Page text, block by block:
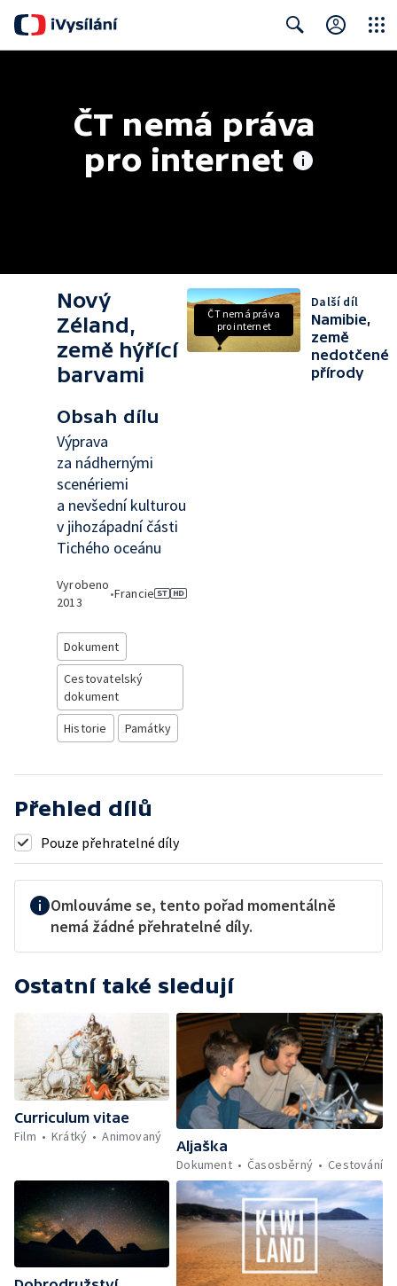
ČT nemá práva
pro internet
Nový
Zéland,
země hýřící
barvami
Obsah dílu
Výprava
za nádhernými
scenériemi
a nevšední kulturou
v jihozápadní části
Tichého oceánu
Vyrobeno
2013
•Francie
Dokument
Cestovatelský
dokument
Historie
Památky
ČT nemá práva
pro internet
Další díl
Namibie,
země
nedotčené
přírody
Přehled dílů
Pouze přehratelné díly
Omlouváme se, tento pořad momentálně
nemá žádné přehratelné díly.
Ostatní také sledují
Curriculum vitae
Film
Krátký Animovaný
Aljaška
Dokument
Časosběrný Cestování